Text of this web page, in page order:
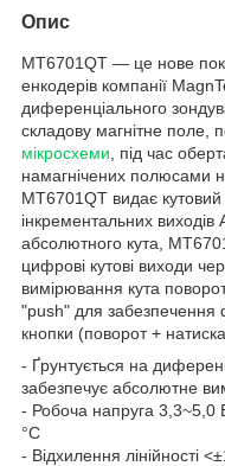
Опис
MT6701QT — це нове
енкодерів компанії
диференціального
складову магнітне поле,
мікросхеми , під час
намагнічених полюсами
MT6701QT видає
інкрементальних
абсолютного кута,
цифрові кутові виходи
вимірювання кута
"push" для забезпечення
кнопки (поворот +
- Ґрунтується на
забезпечує абсолютне
- Робоча напруга 3,3~5,0
°C
- Відхилення лінійності